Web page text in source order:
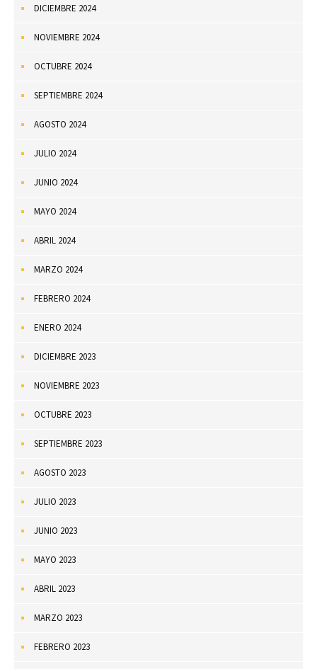
DICIEMBRE 2024
NOVIEMBRE 2024
OCTUBRE 2024
SEPTIEMBRE 2024
AGOSTO 2024
JULIO 2024
JUNIO 2024
MAYO 2024
ABRIL 2024
MARZO 2024
FEBRERO 2024
ENERO 2024
DICIEMBRE 2023
NOVIEMBRE 2023
OCTUBRE 2023
SEPTIEMBRE 2023
AGOSTO 2023
JULIO 2023
JUNIO 2023
MAYO 2023
ABRIL 2023
MARZO 2023
FEBRERO 2023